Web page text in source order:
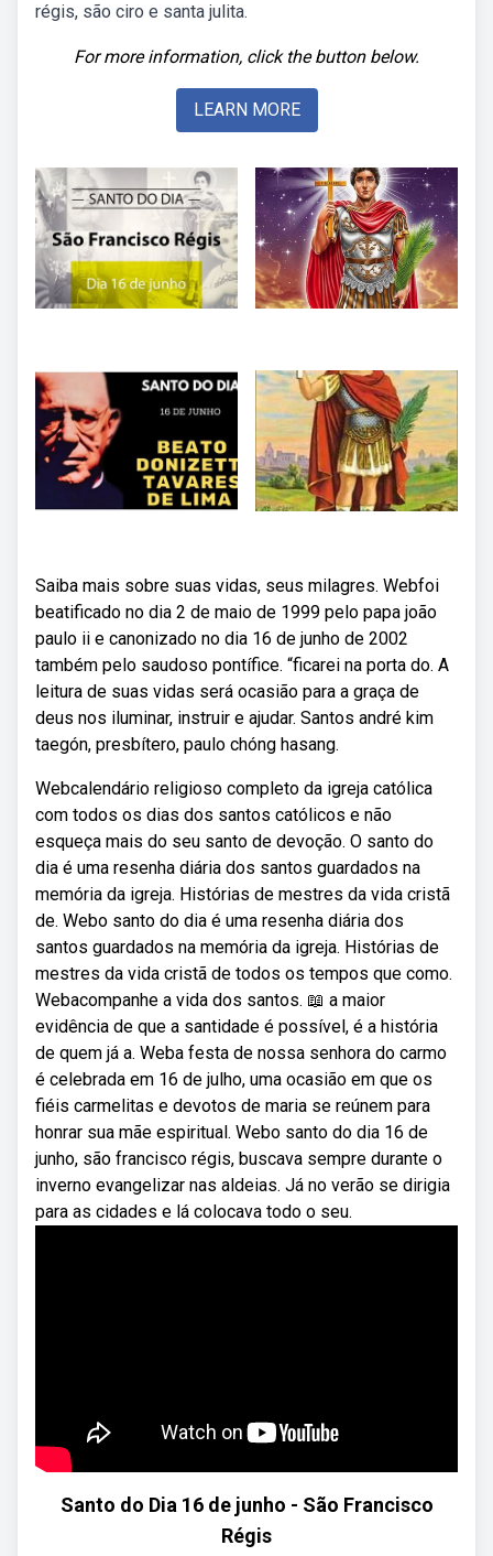
régis, são ciro e santa julita.
For more information, click the button below.
LEARN MORE
Saiba mais sobre suas vidas, seus milagres. Webfoi
beatificado no dia 2 de maio de 1999 pelo papa joão
paulo ii e canonizado no dia 16 de junho de 2002
também pelo saudoso pontífice. “ficarei na porta do. A
leitura de suas vidas será ocasião para a graça de
deus nos iluminar, instruir e ajudar. Santos andré kim
taegón, presbítero, paulo chóng hasang.
Webcalendário religioso completo da igreja católica
com todos os dias dos santos católicos e não
esqueça mais do seu santo de devoção. O santo do
dia é uma resenha diária dos santos guardados na
memória da igreja. Histórias de mestres da vida cristã
de. Webo santo do dia é uma resenha diária dos
santos guardados na memória da igreja. Histórias de
mestres da vida cristã de todos os tempos que como.
Webacompanhe a vida dos santos. 📖 a maior
evidência de que a santidade é possível, é a história
de quem já a. Weba festa de nossa senhora do carmo
é celebrada em 16 de julho, uma ocasião em que os
fiéis carmelitas e devotos de maria se reúnem para
honrar sua mãe espiritual. Webo santo do dia 16 de
junho, são francisco régis, buscava sempre durante o
inverno evangelizar nas aldeias. Já no verão se dirigia
para as cidades e lá colocava todo o seu.
Santo do Dia 16 de junho - São Francisco
Régis